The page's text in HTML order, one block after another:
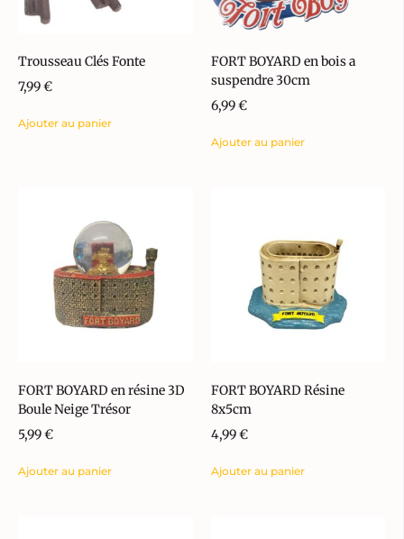
Trousseau Clés Fonte
7,99€
Ajouter au panier
FORT BOYARD en bois a
suspendre 30cm
6,99€
Ajouter au panier
FORT BOYARD en résine 3D
Boule Neige Trésor
5,99€
Ajouter au panier
FORT BOYARD Résine
8x5cm
4,99€
Ajouter au panier